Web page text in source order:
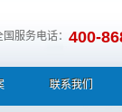
国服务电话： 400-
联系我们